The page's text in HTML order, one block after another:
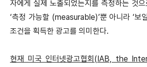
자에게 실제 노출되었는지를 측정하는 것으
‘측정 가능할 (measurable)’뿐 아니라 ‘보
조건을 획득한 광고를 의미한다.
현재 미국 인터넷광고협회(IAB, the